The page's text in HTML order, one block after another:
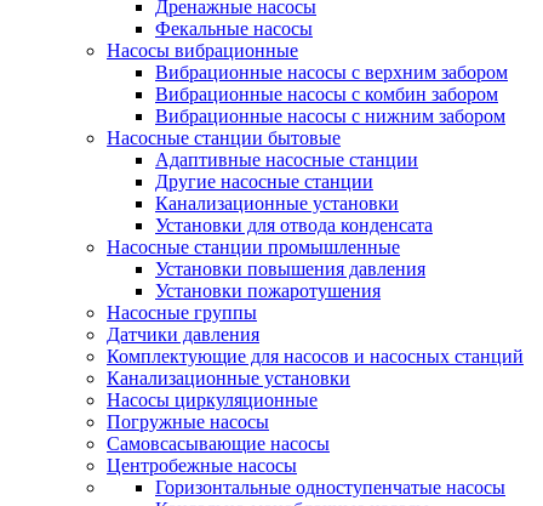
Дренажные насосы
Фекальные насосы
Насосы вибрационные
Вибрационные насосы с верхним забором
Вибрационные насосы с комбин забором
Вибрационные насосы с нижним забором
Насосные станции бытовые
Адаптивные насосные станции
Другие насосные станции
Канализационные установки
Установки для отвода конденсата
Насосные станции промышленные
Установки повышения давления
Установки пожаротушения
Насосные группы
Датчики давления
Комплектующие для насосов и насосных станций
Канализационные установки
Насосы циркуляционные
Погружные насосы
Самовсасывающие насосы
Центробежные насосы
Горизонтальные одноступенчатые насосы